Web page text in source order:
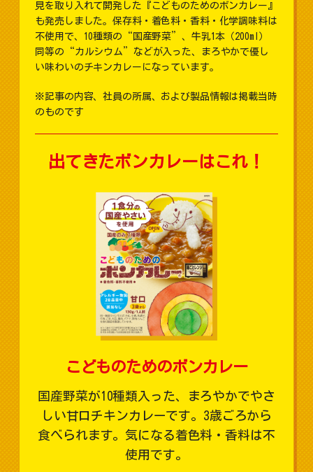
見を取り入れて開発した『こどものためのボンカレー』
も発売しました。保存料・着色料・香料・化学調味料は
不使用で、10種類の“国産野菜”、牛乳1本（200ml）
同等の“カルシウム”などが入った、まろやかで優し
い味わいのチキンカレーになっています。
※記事の内容、社員の所属、および製品情報は掲載当時
のものです
出てきたボンカレーはこれ！
こどものためのボンカレー
国産野菜が10種類入った、まろやかでやさ
しい甘口チキンカレーです。3歳ごろから
食べられます。気になる着色料・香料は不
使用です。